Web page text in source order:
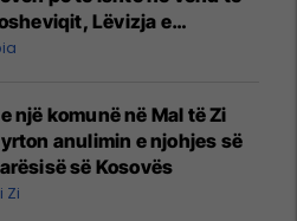
Lëvizja e
të Lirë në Serbi
një komunë në Mal të Zi
anulimin e njohjes së
së Kosovës
Zi